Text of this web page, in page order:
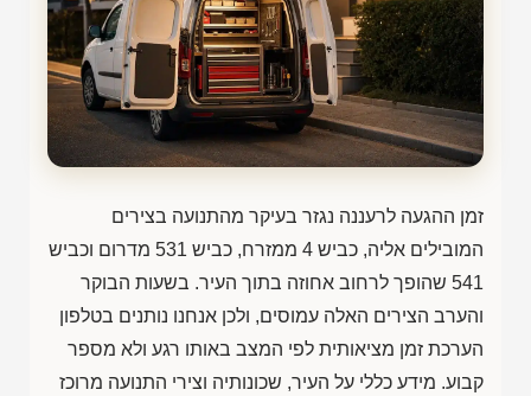
זמן ההגעה לרעננה נגזר בעיקר מהתנועה בצירים
המובילים אליה, כביש 4 ממזרח, כביש 531 מדרום וכביש
541 שהופך לרחוב אחוזה בתוך העיר. בשעות הבוקר
והערב הצירים האלה עמוסים, ולכן אנחנו נותנים בטלפון
הערכת זמן מציאותית לפי המצב באותו רגע ולא מספר
קבוע. מידע כללי על העיר, שכונותיה וצירי התנועה מרוכז